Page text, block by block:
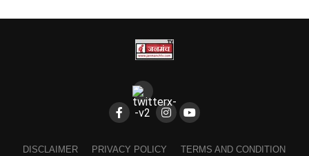
DISCLAIMER PRIVACY POLICY
TERMS AND CONDITION